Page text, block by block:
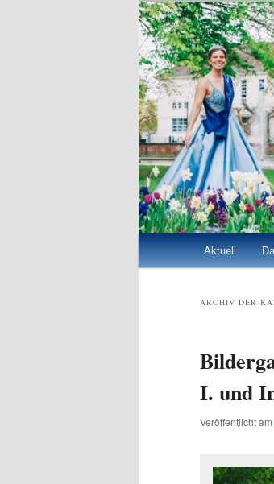
Quellenkönigin
Hauptmenü Aktuell
ARCHIV DER
I. und
Veröffentlicht am